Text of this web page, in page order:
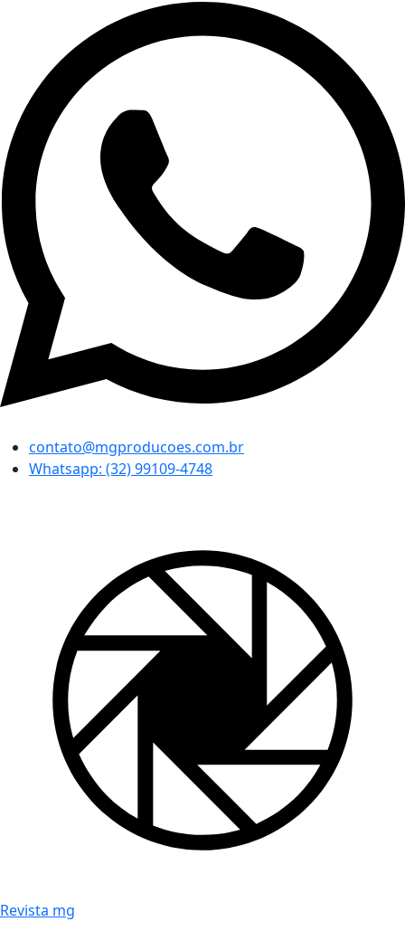
contato@mgproducoes.com.br
Whatsapp: (32) 99109-4748
Revista mg